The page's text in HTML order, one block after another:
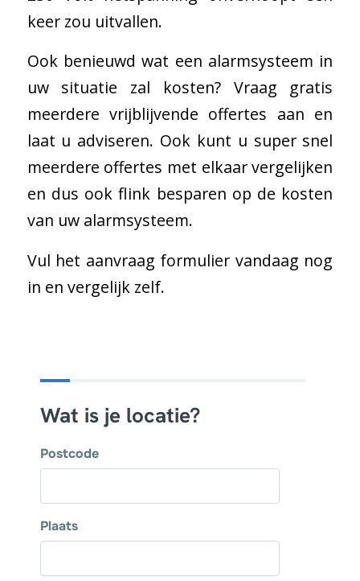
keer zou uitvallen.
Ook benieuwd wat een alarmsysteem in
uw situatie zal kosten? Vraag gratis
meerdere vrijblijvende offertes aan en
laat u adviseren. Ook kunt u super snel
meerdere offertes met elkaar vergelijken
en dus ook flink besparen op de kosten
van uw alarmsysteem.
Vul het aanvraag formulier vandaag nog
in en vergelijk zelf.